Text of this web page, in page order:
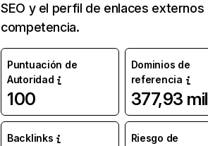
SEO y el perfil de enlaces externos
competencia.
Puntuación de
Autoridad
100
Dominios de
referencia
377,93 mil
Backlinks
Riesgo de